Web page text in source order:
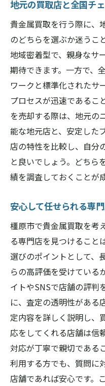
地元の買取店と全国チ
貴金属買取を行う際に、
のどちらを選ぶか迷うこ
地域密着型で、親身なサ
期待できます。一方で、
ワークと標準化されたサ
プロセスが迅速であるこ
を売却する際は、地元の
能な地元店と、安定した
店の特性を比較し、自分
と良いでしょう。どちら
績を調査しておくことが
安心して任せられる専
橿原市で貴金属買取を考
る専門店を見つけること
選びのポイントとして、
らの高評価を受けている
イトやSNSで店舗の評判
に、査定の透明性がある
定内容を詳しく説明し、
応をしてくれる店舗は信
対応が丁寧で親切である
利用する方でも、質問に
店舗であれば安心です。